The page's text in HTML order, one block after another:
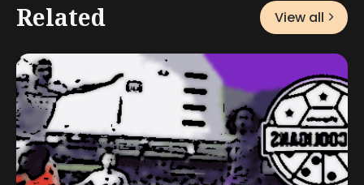
Related View all